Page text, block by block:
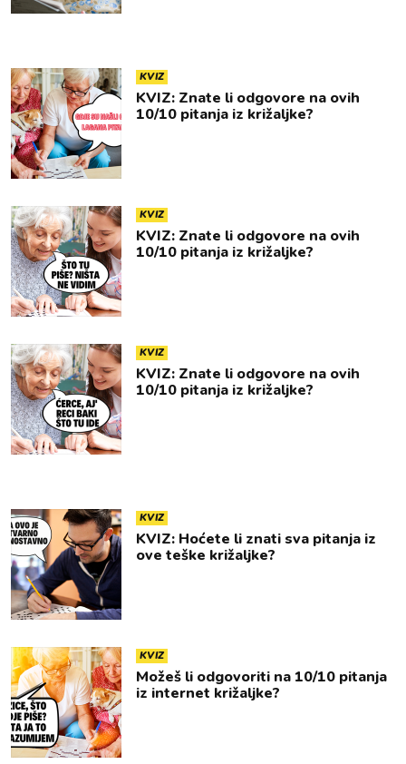
KVIZ
KVIZ: Znate li odgovore na ovih
10/10 pitanja iz križaljke?
KVIZ
KVIZ: Znate li odgovore na ovih
10/10 pitanja iz križaljke?
KVIZ
KVIZ: Znate li odgovore na ovih
10/10 pitanja iz križaljke?
KVIZ
KVIZ: Hoćete li znati sva pitanja iz
ove teške križaljke?
KVIZ
Možeš li odgovoriti na 10/10 pitanja
iz internet križaljke?